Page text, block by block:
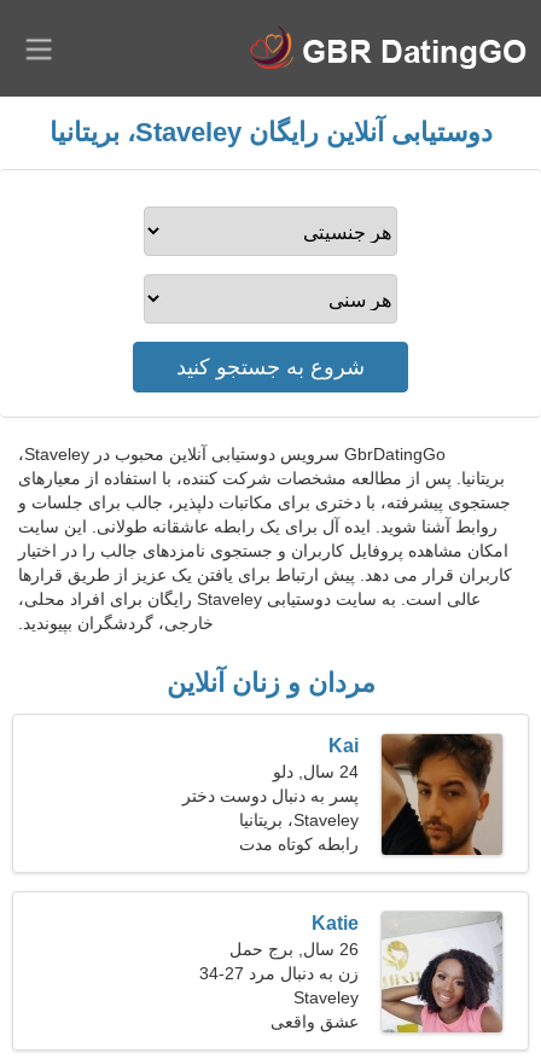
دوستیابی آنلاین رایگان Staveley، بریتانیا
GbrDatingGo سرویس دوستیابی آنلاین محبوب در Staveley،
بریتانیا. پس از مطالعه مشخصات شرکت کننده، با استفاده از معیارهای
جستجوی پیشرفته، با دختری برای مکاتبات دلپذیر، جالب برای جلسات و
روابط آشنا شوید. ایده آل برای یک رابطه عاشقانه طولانی. این سایت
امکان مشاهده پروفایل کاربران و جستجوی نامزدهای جالب را در اختیار
کاربران قرار می دهد. پیش ارتباط برای یافتن یک عزیز از طریق قرارها
عالی است. به سایت دوستیابی Staveley رایگان برای افراد محلی،
خارجی، گردشگران بپیوندید.
مردان و زنان آنلاین
Kai
24 سال, دلو
پسر به دنبال دوست دختر
است
Staveley، بریتانیا
رابطه کوتاه مدت
Katie
26 سال, برج حمل
زن به دنبال مرد 27-34
Staveley
عشق واقعی